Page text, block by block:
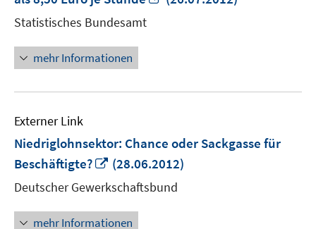
Statistisches Bundesamt
mehr Informationen
Externer Link
Niedriglohnsektor: Chance oder Sackgasse für
Beschäftigte?
In
neuem
Fenster
öffnen
(28.06.2012)
Deutscher Gewerkschaftsbund
mehr Informationen